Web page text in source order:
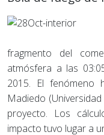
fragmento del
atmósfera a las
2015. El fenómeno
Madiedo
proyecto. Los
impacto tuvo lugar a